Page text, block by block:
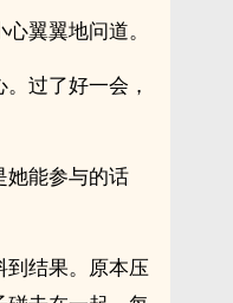
翼翼地问道。
过了好一会，
她能参与的话
结果。原本压